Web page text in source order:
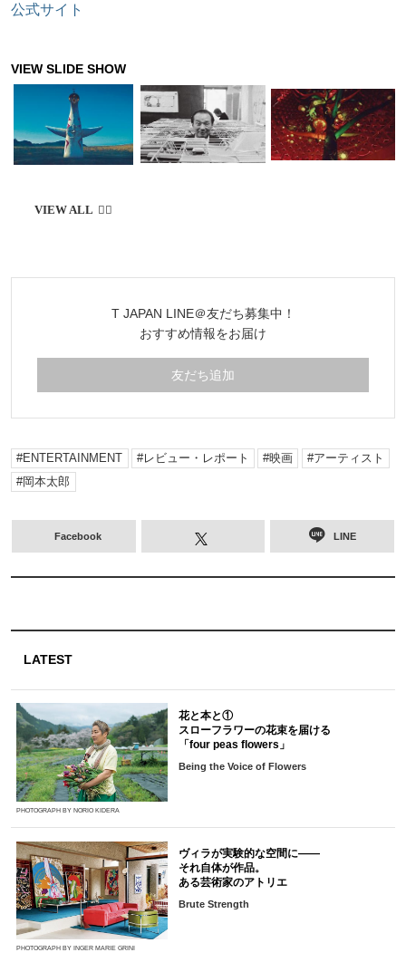
公式サイト
T JAPAN LINE＠友だち募集中！
おすすめ情報をお届け
友だち追加
ENTERTAINMENT レビュー・レポート 映画
アーティスト
岡本太郎
Facebook LINE
LATEST
PHOTOGRAPH BY NORIO KIDERA
花と本と①
スローフラワーの花束を届ける
「four peas flowers」
Being the Voice of Flowers
PHOTOGRAPH BY INGER MARIE GRINI
ヴィラが実験的な空間に――
それ自体が作品。
ある芸術家のアトリエ
Brute Strength